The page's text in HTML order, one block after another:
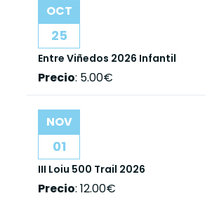
OCT
25
Entre Viñedos 2026 Infantil
Precio: 5.00€
NOV
01
III Loiu 500 Trail 2026
Precio: 12.00€